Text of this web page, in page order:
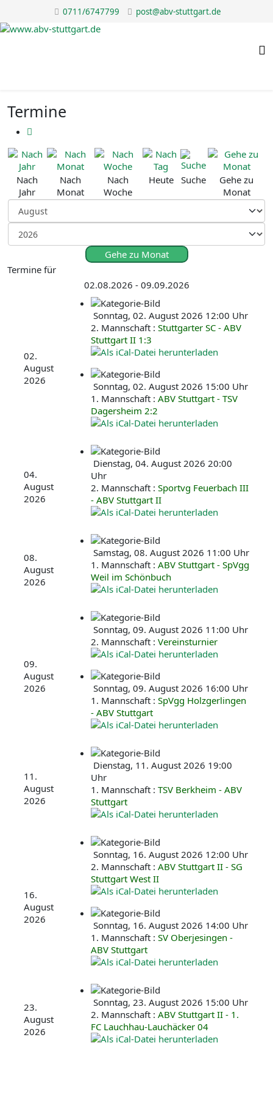
0711/6747799 post@abv-stuttgart.de
Termine
Nach
Jahr
Nach
Monat
Nach
Woche
Heute Suche
Gehe zu
Monat
Gehe zu Monat
Termine für
02.08.2026 - 09.09.2026
02.
August
2026
Sonntag, 02. August 2026 12:00 Uhr
2. Mannschaft : Stuttgarter SC - ABV
Stuttgart II 1:3
Sonntag, 02. August 2026 15:00 Uhr
1. Mannschaft : ABV Stuttgart - TSV
Dagersheim 2:2
04.
August
2026
Dienstag, 04. August 2026 20:00
Uhr
2. Mannschaft : Sportvg Feuerbach III
- ABV Stuttgart II
08.
August
2026
Samstag, 08. August 2026 11:00 Uhr
1. Mannschaft : ABV Stuttgart - SpVgg
Weil im Schönbuch
09.
August
2026
Sonntag, 09. August 2026 11:00 Uhr
2. Mannschaft : Vereinsturnier
Sonntag, 09. August 2026 16:00 Uhr
1. Mannschaft : SpVgg Holzgerlingen
- ABV Stuttgart
11.
August
2026
Dienstag, 11. August 2026 19:00
Uhr
1. Mannschaft : TSV Berkheim - ABV
Stuttgart
16.
August
2026
Sonntag, 16. August 2026 12:00 Uhr
2. Mannschaft : ABV Stuttgart II - SG
Stuttgart West II
Sonntag, 16. August 2026 14:00 Uhr
1. Mannschaft : SV Oberjesingen -
ABV Stuttgart
23.
August
2026
Sonntag, 23. August 2026 15:00 Uhr
2. Mannschaft : ABV Stuttgart II - 1.
FC Lauchhau-Lauchäcker 04